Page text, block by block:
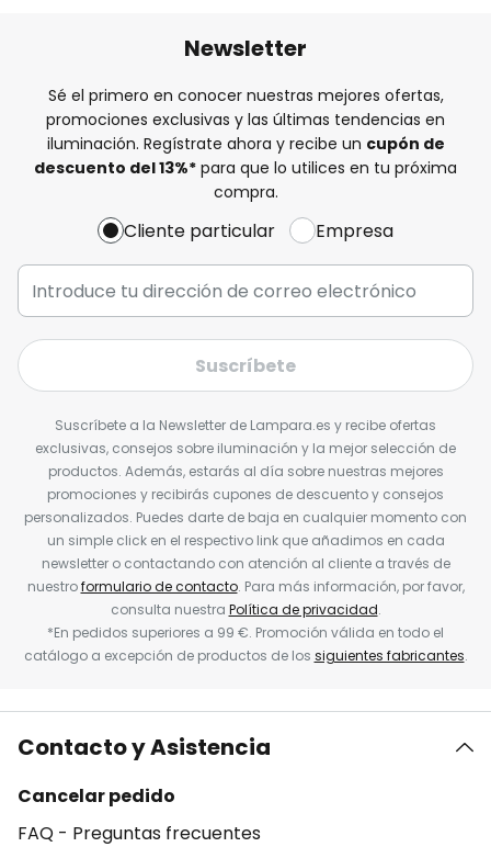
Newsletter
Sé el primero en conocer nuestras mejores ofertas,
promociones exclusivas y las últimas tendencias en
iluminación. Regístrate ahora y recibe un cupón de
descuento del13%* para que lo utilices en tu próxima
compra.
Cliente particular Empresa
Suscríbete
Suscríbete a la Newsletter de Lampara.es y recibe ofertas
exclusivas, consejos sobre iluminación y la mejor selección de
productos. Además, estarás al día sobre nuestras mejores
promociones y recibirás cupones de descuento y consejos
personalizados. Puedes darte de baja en cualquier momento con
un simple click en el respectivo link que añadimos en cada
newsletter o contactando con atención al cliente a través de
nuestroformulario de contacto. Para más información, por favor,
consulta nuestra Política de privacidad.
*En pedidos superiores a 99 €. Promoción válida en todo el
catálogo a excepción de productos de los siguientes fabricantes.
Contacto y Asistencia
Cancelar pedido
FAQ - Preguntas frecuentes